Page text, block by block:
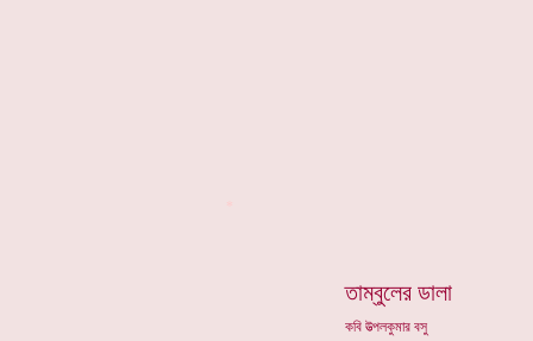
তাম্বুলের ডালা
কবি উত্পলকুমার বসু